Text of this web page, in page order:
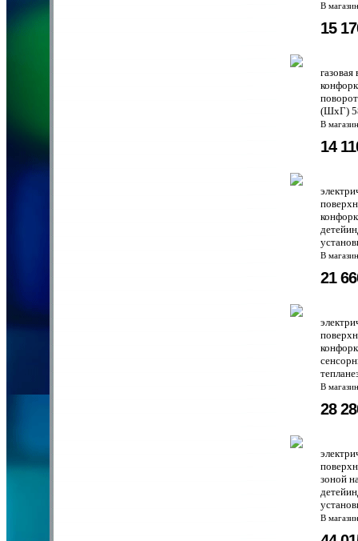
В
15
(ШхГ)
В
14
В
21
В
28
зоной
В